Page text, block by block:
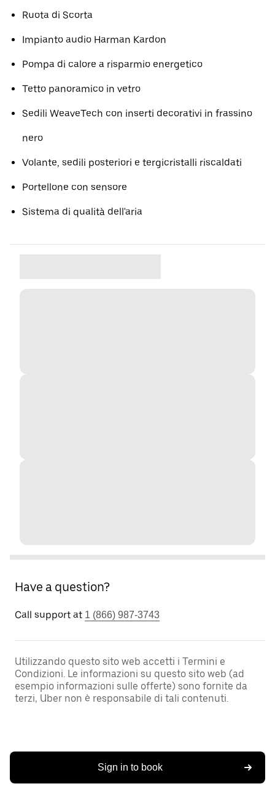
Ruota di Scorta
Impianto audio Harman Kardon
Pompa di calore a risparmio energetico
Tetto panoramico in vetro
Sedili WeaveTech con inserti decorativi in ​​frassino
nero
Volante, sedili posteriori e tergicristalli riscaldati
Portellone con sensore
Sistema di qualità dell'aria
Have a question?
Call support at 1 (866) 987-3743
Utilizzando questo sito web accetti i Termini e
Condizioni. Le informazioni su questo sito web (ad
esempio informazioni sulle offerte) sono fornite da
terzi, Uber non è responsabile di tali contenuti.
Sign in to book